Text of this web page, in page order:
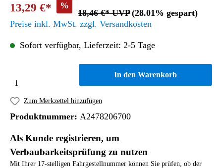
13,29 €* %
18,46 €* UVP(28.01% gespart)
Preise inkl. MwSt. zzgl. Versandkosten
Sofort verfügbar, Lieferzeit: 2-5 Tage
In den Warenkorb
Zum Merkzettel hinzufügen
Produktnummer: A2478206700
Als Kunde registrieren, um
Verbaubarkeitsprüfung zu nutzen
Mit Ihrer 17-stelligen Fahrgestellnummer können Sie prüfen, ob der